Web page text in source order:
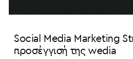
Social Media Marketing
προσέγγισή της wedia